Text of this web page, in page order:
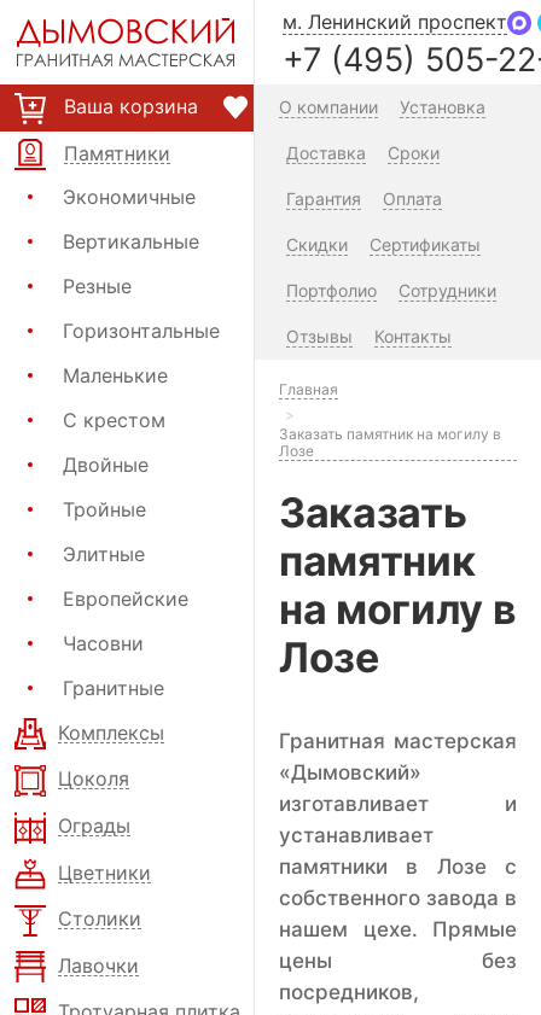
Ваша корзина
Памятники
Экономичные
Вертикальные
Резные
Горизонтальные
Маленькие
С крестом
Двойные
Тройные
Элитные
Европейские
Часовни
Гранитные
Комплексы
Цоколя
Ограды
Цветники
Столики
Лавочки
м. Ленинский проспект
+7 (495) 505-
О компании Установка
Доставка Сроки
Гарантия Оплата
Скидки Сертификаты
Портфолио Сотрудники
Отзывы Контакты
Главная
Заказать памятник на могилу в
Лозе
Заказать
памятник
на могилу в
Лозе
Гранитная мастерская
«Дымовский»
изготавливает и
устанавливает
памятники в Лозе с
собственного завода в
нашем цехе. Прямые
цены без
посредников,